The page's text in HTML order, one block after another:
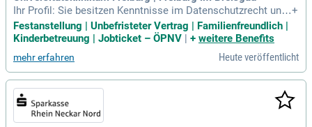
Ihr Profil: Sie besitzen Kenntnisse im Datenschutzrecht und
idealerweise praktische Erfahrungen im Bereich Datenschut
z im Krankenhaus; Sie verfügen über gute IT-Kenntnisse bez
üglich der MS-Office-Anwendungen und der Webseitengestal
tung bzw. der digitalen
+
Festanstellung | Unbefristeter Vertrag | Familienfreundlich |
Kinderbetreuung | Jobticket – ÖPNV | + weitere Benefits
mehr erfahren Heute veröffentlicht